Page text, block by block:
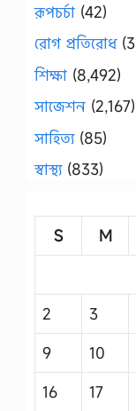
রূপচর্চা (42)
রোগ প্রতিরোধ
শিক্ষা (8,492)
সাজেশন (2,167)
সাহিত্য(85)
স্বাস্থ্য(833)
S
M
2
3
9
10
16
17